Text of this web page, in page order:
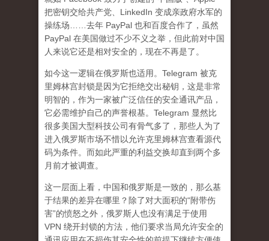
把密钥交给共产党、LinkedIn 变成亲政府水军的
操练场……去年 PayPal 也和百度合作了，虽然
PayPal 在美国做过不少不义之举，但此前对中国
人来说它还是相对安全的，现在不再是了。
如今这一逻辑在俄罗斯也适用。Telegram 被克
里姆林宫封锁是因为它拒绝交出秘钥，这是非常
明智的，作为一家被广泛信任的安全通讯产品，
它必需维护自己的声誉根基。Telegram 显然比
很多美国大型科技公司有骨气多了，那些人为了
进入俄罗斯市场不惜以允许克里姆林宫查看源代
码为条件。而如此严重的利益交换却直到两个多
月前才被调查。
这一层面上看，中国和俄罗斯是一致的，那么基
于结果的差异在哪里？除了对大面积的“附带伤
害”的愤怒之外，俄罗斯人也没有满足于使用
VPN 绕开封锁的方法，他们要求当局允许安全的